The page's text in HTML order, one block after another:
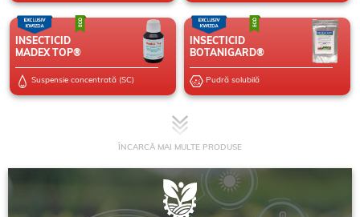
INSECTICID
MADEX TOP®
Suspensie concentrată (SC)
INSECTICID
BOTANIGARD®
Pudră solubilă
ÎNCARCĂ MAI MULTE PRODUSE